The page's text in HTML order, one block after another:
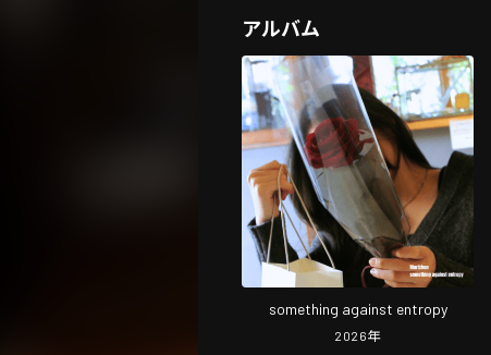
アルバム
something against entropy
2026年